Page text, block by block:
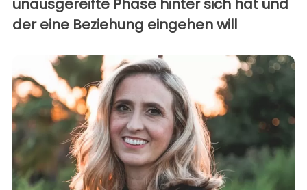
unausgereifte Phase hinter sich hat und
der eine Beziehung eingehen will